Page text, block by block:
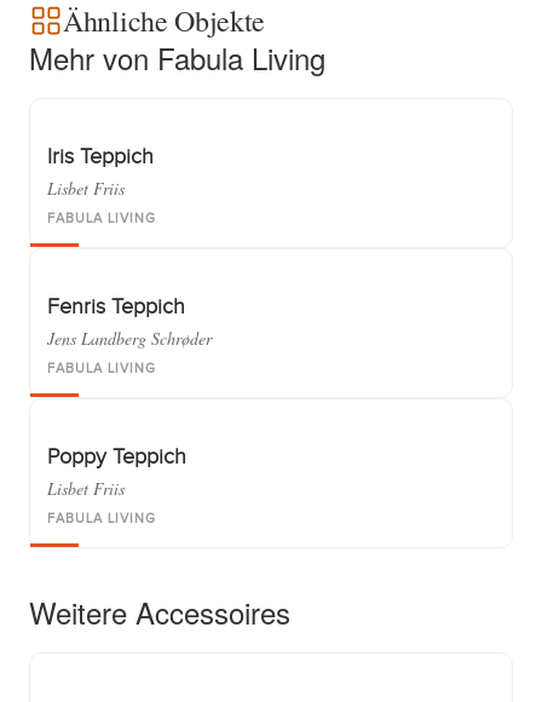
Ähnliche Objekte
Mehr von Fabula Living
Iris Teppich
Lisbet Friis
FABULA LIVING
Fenris Teppich
Jens Landberg Schrøder
FABULA LIVING
Poppy Teppich
Lisbet Friis
FABULA LIVING
Weitere Accessoires